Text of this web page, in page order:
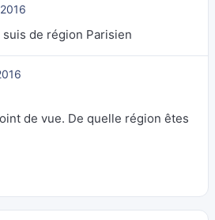
de région Parisien
de vue. De quelle région êtes